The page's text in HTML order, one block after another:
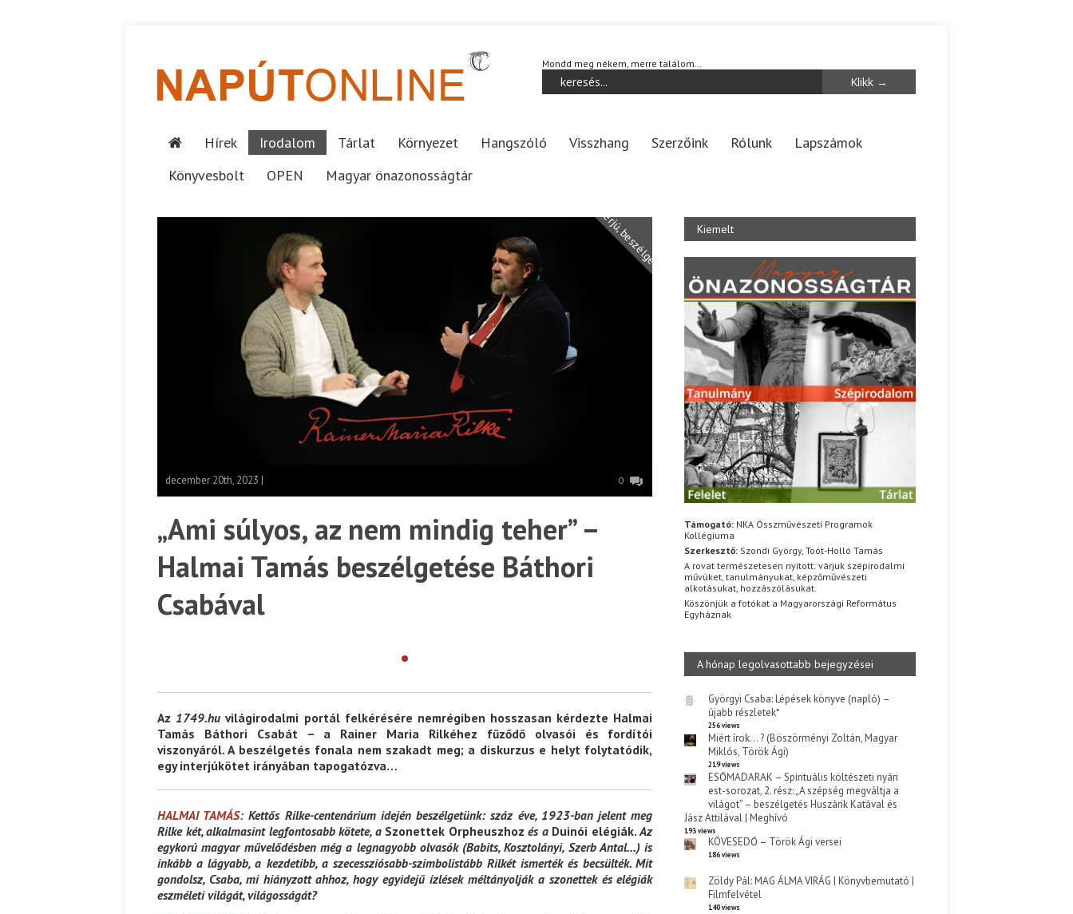
Mondd meg nékem, merre találom…
Hírek Irodalom Tárlat Környezet Hangszóló Visszhang Szerzőink Rólunk
Lapszámok
Könyvesbolt
OPEN Magyar önazonosságtár
Interjú, beszélgetés
december 20th, 2023 | 0
„Ami súlyos, az nem mindig teher” –
Halmai Tamás beszélgetése Báthori
Csabával
•
Az 1749.hu világirodalmi portál felkérésére nemrégiben hosszasan kérdezte Halmai
Tamás Báthori Csabát – a Rainer Maria Rilkéhez fűződő olvasói és fordítói
viszonyáról. A beszélgetés fonala nem szakadt meg; a diskurzus e helyt folytatódik,
egy interjúkötet irányában tapogatózva…
HALMAI TAMÁS: Kettős Rilke-centenárium idején beszélgetünk: száz éve, 1923-ban jelent meg
Rilke két, alkalmasint legfontosabb kötete, a Szonettek Orpheuszhoz és a Duinói elégiák. Az
egykorú magyar művelődésben még a legnagyobb olvasók (Babits, Kosztolányi, Szerb Antal…) is
inkább a lágyabb, a kezdetibb, a szecessziósabb-szimbolistább Rilkét ismerték és becsülték. Mit
gondolsz, Csaba, mi hiányzott ahhoz, hogy egyidejű ízlések méltányolják a szonettek és elégiák
eszméleti világát, világosságát?
Kiemelt
Támogató: NKA Összművészeti Programok
Kollégiuma
Szerkesztő: Szondi György, Toót-Holló Tamás
A rovat természetesen nyitott: várjuk szépirodalmi
művüket, tanulmányukat, képzőművészeti
alkotásukat, hozzászólásukat.
Köszönjük a fotókat a Magyarországi Református
Egyháznak
A hónap legolvasottabb bejegyzései
Györgyi Csaba: Lépések könyve (napló) –
újabb részletek*
256 views
Miért írok… ? (Böszörményi Zoltán, Magyar
Miklós, Török Ági)
219 views
ESŐMADARAK – Spirituális költészeti nyári
est-sorozat, 2. rész: „A szépség megváltja a
világot” – beszélgetés Huszárik Katával és
Jász Attilával | Meghívó
193 views
KÖVESEDŐ – Török Ági versei
186 views
Zöldy Pál: MAG ÁLMA VIRÁG | Könyvbemutató |
Filmfelvétel
140 views